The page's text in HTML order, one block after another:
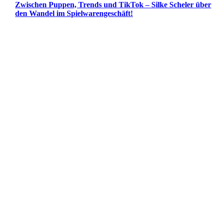
Zwischen Puppen, Trends und TikTok – Silke Scheler über
den Wandel im Spielwarengeschäft!